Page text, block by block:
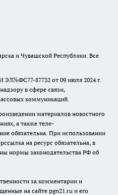
и Чувашской Республики. Все
ЭЛ№ФС77-87732 от 09 июля 2024 г.
в сфере связи,
коммуникаций.
материалов новостного
а также теле-
обязательна. При использовании
на ресурс обязательна, в
нормы законодательства РФ об
за комментарии и
на сайте pgn21.ru и его